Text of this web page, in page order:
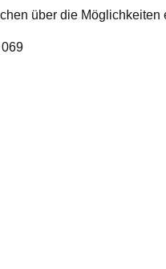
über die